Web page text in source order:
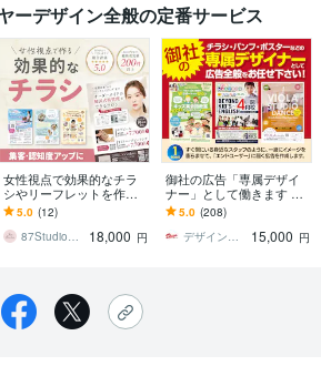
ーデザイン全般の定番サービス
女性視点で効果的なチラ
シやリーフレットを作成
します 初めての方歓迎♪
プロデザイナーが高品質
なデザインを提供します
5.0 (12)
87Studio｜ハチナナスタジオ
18,000 円
御社の広告「専属デザイ
ナー」として働きます デ
ザイナーとして28年目。
エンドユーザーに届くデ
ザインを！
5.0 (208)
デザインスタジオ
15,000 円